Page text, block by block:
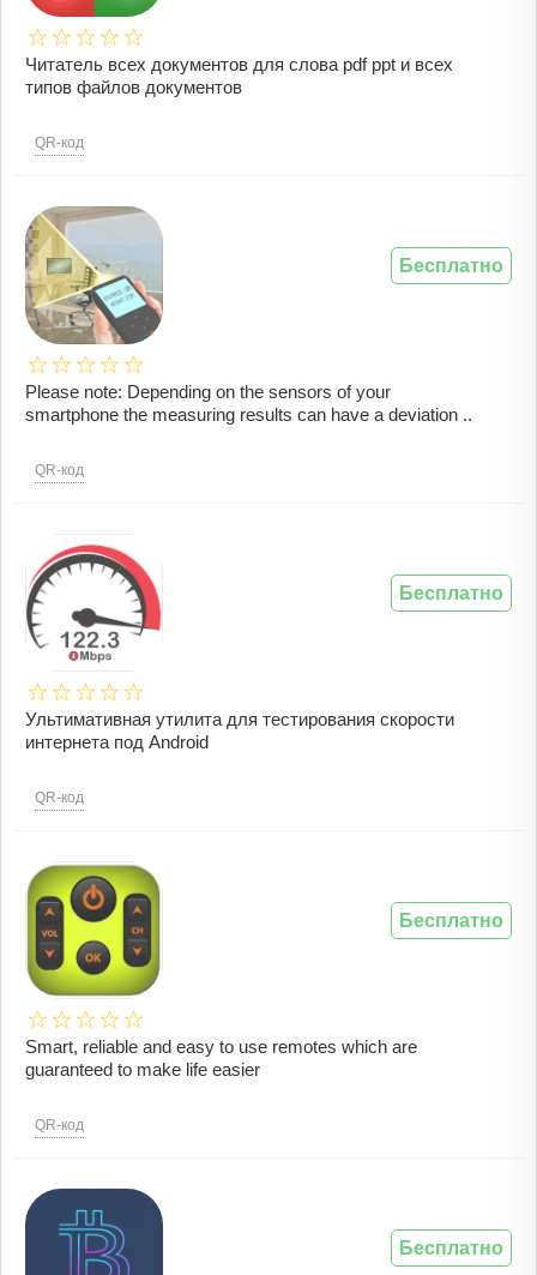
Читатель всех документов для слова pdf ppt и всех
типов файлов документов
QR-код
Please note: Depending on the sensors of your
smartphone the measuring results can have a deviation ..
QR-код
Бесплатно
Ультимативная утилита для тестирования скорости
интернета под Android
QR-код
Бесплатно
Smart, reliable and easy to use remotes which are
guaranteed to make life easier
QR-код
Бесплатно
Бесплатно